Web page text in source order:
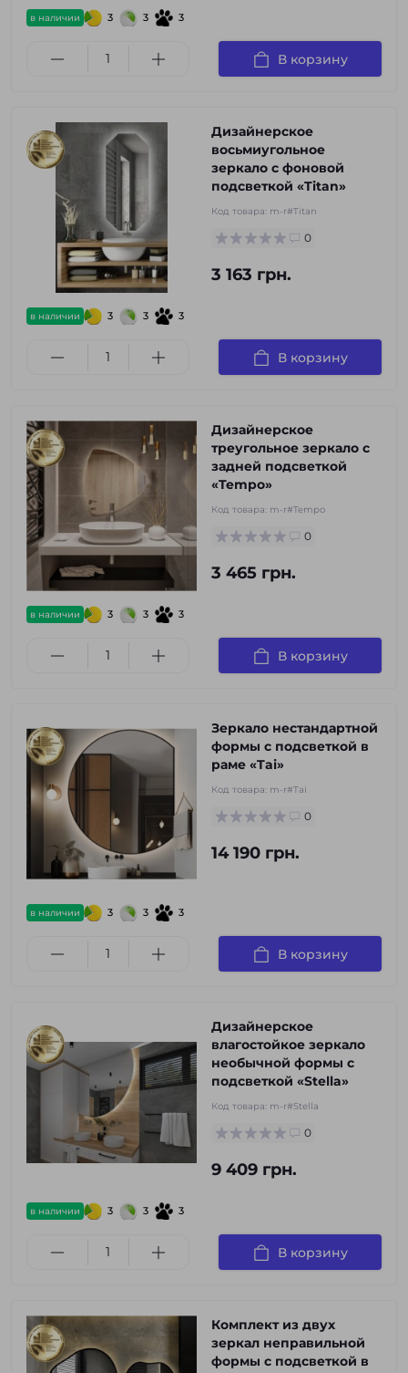
в наличии 3 3 3
В корзину
в наличии 3 3 3
Дизайнерское
восьмиугольное
зеркало с фоновой
подсветкой «Titan»
Код товара: m-r#Titan
0
3 163 грн.
В корзину
в наличии 3 3 3
Дизайнерское
треугольное зеркало с
задней подсветкой
«Tempo»
Код товара: m-r#Tempo
0
3 465 грн.
В корзину
в наличии 3 3 3
Зеркало нестандартной
формы с подсветкой в
раме «Tai»
Код товара: m-r#Tai
0
14 190 грн.
В корзину
в наличии 3 3 3
Дизайнерское
влагостойкое зеркало
необычной формы с
подсветкой «Stella»
Код товара: m-r#Stella
0
9 409 грн.
В корзину
Комплект из двух
зеркал неправильной
формы с подсветкой в